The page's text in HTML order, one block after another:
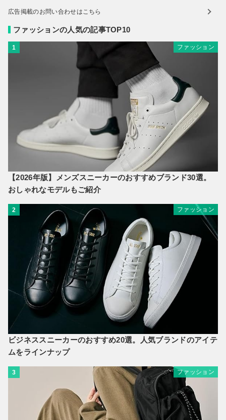
広告掲載のお問い合わせはこちら
ファッションの人気の記事TOP10
1 ファッション
【2026年版】メンズスニーカーのおすすめブランド30選。
おしゃれなモデルもご紹介
2 ファッション
ビジネススニーカーのおすすめ20選。人気ブランドのアイテ
ムをラインナップ
3 ファッション